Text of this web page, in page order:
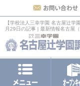
【学校法人三幸学園 名古屋辻
月29日の記事 | 最新情報名古屋